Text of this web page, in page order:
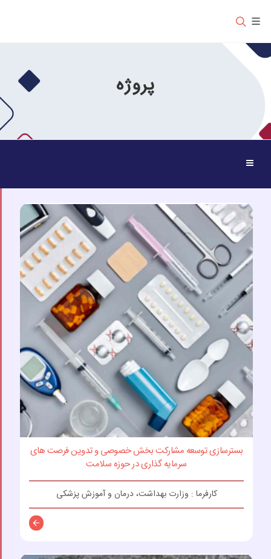
پروژه
بسترسازی توسعه مشارکت بخش خصوصی و تدوین فرصت های
سرمایه گذاری در حوزه سلامت
کارفرما : وزارت بهداشت، درمان و آموزش پزشکی